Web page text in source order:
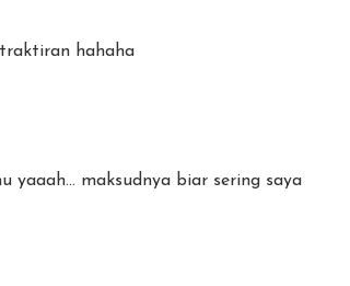
hahaha
yaaah... maksudnya biar sering saya